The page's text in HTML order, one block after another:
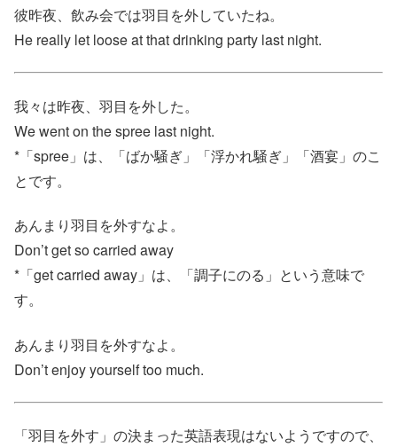
彼昨夜、飲み会では羽目を外していたね。
He really let loose at that drinking party last night.
我々は昨夜、羽目を外した。
We went on the spree last night.
*「spree」は、「ばか騒ぎ」「浮かれ騒ぎ」「酒宴」のこ
とです。
あんまり羽目を外すなよ。
Don’t get so carried away
*「get carried away」は、「調子にのる」という意味で
す。
あんまり羽目を外すなよ。
Don’t enjoy yourself too much.
「羽目を外す」の決まった英語表現はないようですので、